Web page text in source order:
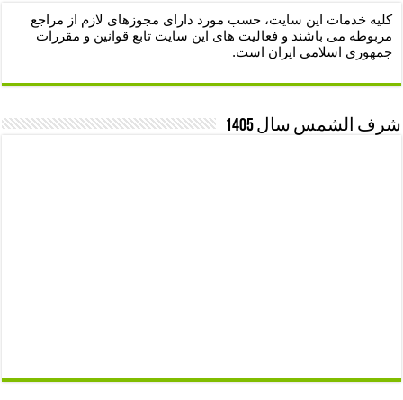
کلیه خدمات این سایت، حسب مورد دارای مجوزهای لازم از مراجع
مربوطه می باشند و فعالیت های این سایت تابع قوانین و مقررات
جمهوری اسلامی ایران است.
شرف الشمس سال 1405